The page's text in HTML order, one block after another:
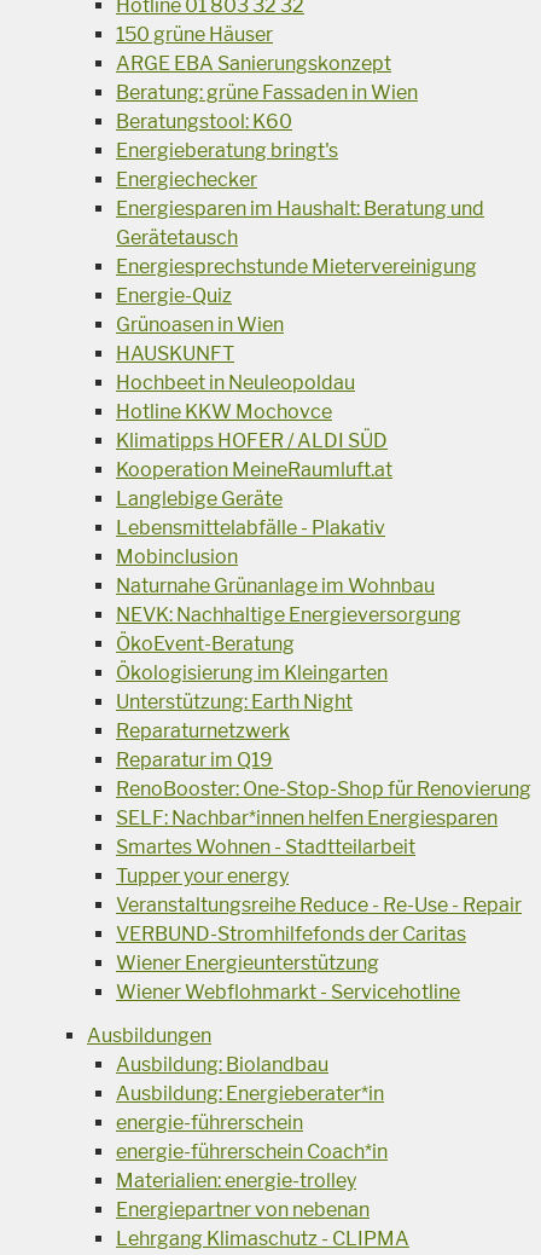
Hotline 01 803 32 32
150 grüne Häuser
ARGE EBA Sanierungskonzept
Beratung: grüne Fassaden in Wien
Beratungstool: K60
Energieberatung bringt's
Energiechecker
Energiesparen im Haushalt: Beratung und
Gerätetausch
Energiesprechstunde Mietervereinigung
Energie-Quiz
Grünoasen in Wien
HAUSKUNFT
Hochbeet in Neuleopoldau
Hotline KKW Mochovce
Klimatipps HOFER / ALDI SÜD
Kooperation MeineRaumluft.at
Langlebige Geräte
Lebensmittelabfälle - Plakativ
Mobinclusion
Naturnahe Grünanlage im Wohnbau
NEVK: Nachhaltige Energieversorgung
ÖkoEvent-Beratung
Ökologisierung im Kleingarten
Unterstützung: Earth Night
Reparaturnetzwerk
Reparatur im Q19
RenoBooster: One-Stop-Shop für Renovierung
SELF: Nachbar*innen helfen Energiesparen
Smartes Wohnen - Stadtteilarbeit
Tupper your energy
Veranstaltungsreihe Reduce - Re-Use - Repair
VERBUND-Stromhilfefonds der Caritas
Wiener Energieunterstützung
Wiener Webflohmarkt - Servicehotline
Ausbildungen
Ausbildung: Biolandbau
Ausbildung: Energieberater*in
energie-führerschein
energie-führerschein Coach*in
Materialien: energie-trolley
Energiepartner von nebenan
Lehrgang Klimaschutz - CLIPMA